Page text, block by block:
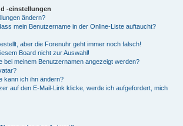
-einstellungen
ändern?
mein Benutzername in der Online-Liste auftaucht?
aber die Forenuhr geht immer noch falsch!
Board nicht zur Auswahl!
bei meinem Benutzernamen angezeigt werden?
kann ich ihn ändern?
auf den E-Mail-Link klicke, werde ich aufgefordert, mich